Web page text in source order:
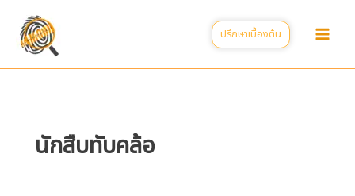
content
ปรึกษาเบื้องต้น
นักสืบทับคล้อ